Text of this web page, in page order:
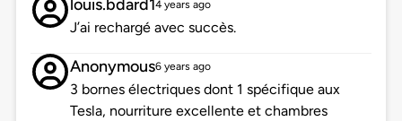
louis.bdard14 years ago
J’ai rechargé avec succès.
Anonymous6 years ago
3 bornes électriques dont 1 spécifique aux
Tesla, nourriture excellente et chambres